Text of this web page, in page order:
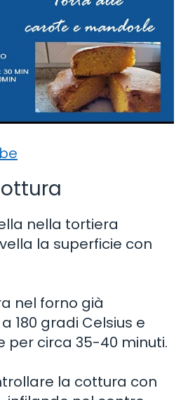
nella tortiera
la superficie con
nel forno già
180 gradi Celsius e
per circa 35-40 minuti.
la cottura con